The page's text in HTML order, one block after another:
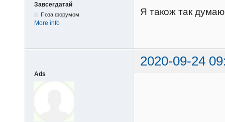
Завсегдатай
Поза форумом
More info
Я також так
2020-09-24
Ads